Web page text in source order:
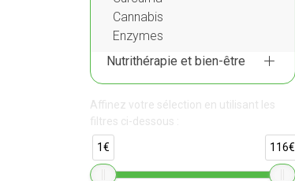
Cannabis
Enzymes
Nutrithérapie et bien-être
Affinez votre sélection en utilisant les
filtres ci-dessous :
1€ 116€